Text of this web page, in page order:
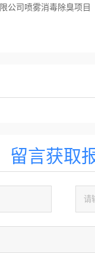
公司喷雾消毒除臭项目
留言获取